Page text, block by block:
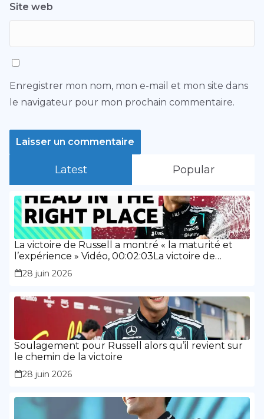
Site web
Enregistrer mon nom, mon e-mail et mon site dans
le navigateur pour mon prochain commentaire.
Latest Popular
La victoire de Russell a montré « la maturité et
l’expérience » Vidéo, 00:02:03La victoire de
Russell a montré « la maturité et l’expérience »
28 juin 2026
Soulagement pour Russell alors qu’il revient sur
le chemin de la victoire
28 juin 2026